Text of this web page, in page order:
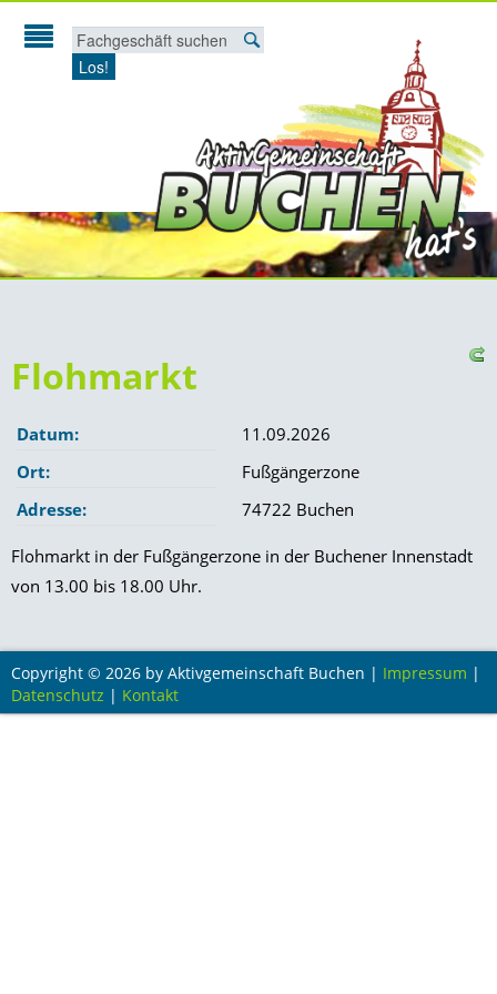
Los!
Arbeitgeber-Geschenkgutschein
Buchen
Aktivgemeinschaft
Unsere Veranstaltungen
Goldener Mai
Aktivnacht
Dämmer-Shoppen
Herbstmarkt
Flohmarkt
Datum:
11.09.2026
Ort:
Fußgängerzone
Adresse:
74722 Buchen
Flohmarkt in der Fußgängerzone in der Buchener Innenstadt
von 13.00 bis 18.00 Uhr.
Copyright © 2026 by Aktivgemeinschaft Buchen | Impressum |
Datenschutz | Kontakt